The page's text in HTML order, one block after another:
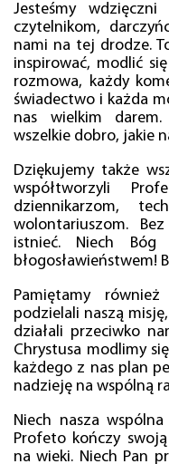
Jesteśmy
czytelnikom,
nami na tej drodze.
inspirować, modlić
rozmowa, każdy
świadectwo i każda
nas wielkim
wszelkie dobro, jakie
Dziękujemy także
współtworzyli
dziennikarzom,
wolontariuszom.
istnieć. Niech Bóg
błogosławieństwem!
Pamiętamy
podzielali naszą
działali przeciwko
Chrystusa modlimy
każdego z nas plan
nadzieję na wspólną
Niech nasza
Profeto kończy
na wieki. Niech Pan